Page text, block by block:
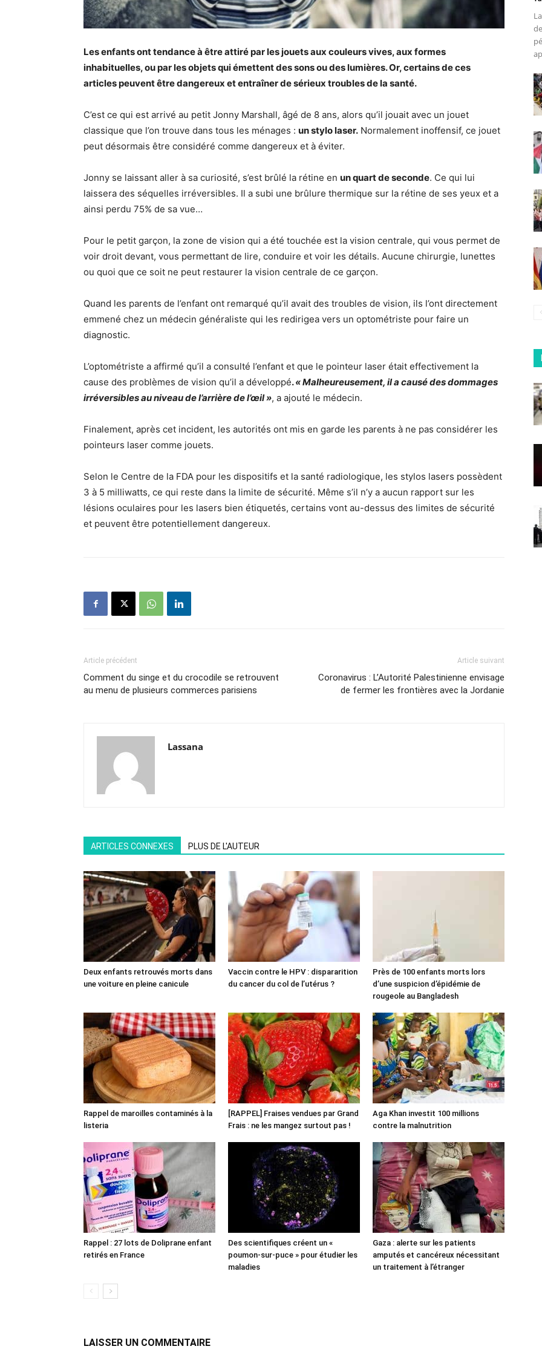
Les enfants ont tendance à être attiré par les jouets aux couleurs vives, aux formes
inhabituelles, ou par les objets qui émettent des sons ou des lumières. Or, certains de ces
articles peuvent être dangereux et entraîner de sérieux troubles de la santé.
C’est ce qui est arrivé au petit Jonny Marshall, âgé de 8 ans, alors qu’il jouait avec un jouet
classique que l’on trouve dans tous les ménages : un stylo laser. Normalement inoffensif, ce jouet
peut désormais être considéré comme dangereux et à éviter.
Jonny se laissant aller à sa curiosité, s’est brûlé la rétine en un quart de seconde. Ce qui lui
laissera des séquelles irréversibles. Il a subi une brûlure thermique sur la rétine de ses yeux et a
ainsi perdu 75% de sa vue…
Pour le petit garçon, la zone de vision qui a été touchée est la vision centrale, qui vous permet de
voir droit devant, vous permettant de lire, conduire et voir les détails. Aucune chirurgie, lunettes
ou quoi que ce soit ne peut restaurer la vision centrale de ce garçon.
Quand les parents de l’enfant ont remarqué qu’il avait des troubles de vision, ils l’ont directement
emmené chez un médecin généraliste qui les redirigea vers un optométriste pour faire un
diagnostic.
L’optométriste a affirmé qu’il a consulté l’enfant et que le pointeur laser était effectivement la
cause des problèmes de vision qu’il a développé.« Malheureusement, il a causé des dommages
irréversibles au niveau de l’arrière de l’œil », a ajouté le médecin.
Finalement, après cet incident, les autorités ont mis en garde les parents à ne pas considérer les
pointeurs laser comme jouets.
Selon le Centre de la FDA pour les dispositifs et la santé radiologique, les stylos lasers possèdent
3 à 5 milliwatts, ce qui reste dans la limite de sécurité. Même s’il n’y a aucun rapport sur les
lésions oculaires pour les lasers bien étiquetés, certains vont au-dessus des limites de sécurité
et peuvent être potentiellement dangereux.
Article précédent
Comment du singe et du crocodile se retrouvent
au menu de plusieurs commerces parisiens
Article suivant
Coronavirus : L’Autorité Palestinienne envisage
de fermer les frontières avec la Jordanie
Lassana
ARTICLES CONNEXES PLUS DE L'AUTEUR
Deux enfants retrouvés morts dans
une voiture en pleine canicule
Vaccin contre le HPV : dispararition
du cancer du col de l’utérus ?
Près de 100 enfants morts lors
d’une suspicion d’épidémie de
rougeole au Bangladesh
Rappel de maroilles contaminés à la
listeria
[RAPPEL] Fraises vendues par Grand
Frais : ne les mangez surtout pas !
Aga Khan investit 100 millions
contre la malnutrition
Rappel : 27 lots de Doliprane enfant
retirés en France
Des scientifiques créent un «
poumon-sur-puce » pour étudier les
maladies
Gaza : alerte sur les patients
amputés et cancéreux nécessitant
un traitement à l’étranger
LAISSER UN COMMENTAIRE